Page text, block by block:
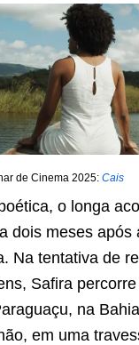
de Cinema 2025: Cais
o longa
dois meses após
Na tentativa de
Safira
na
em uma